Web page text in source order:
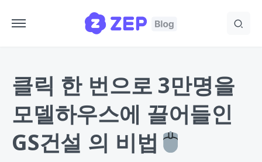
클릭 한 번으로 3만명을
모델하우스에 끌어들인
GS건설 의 비법